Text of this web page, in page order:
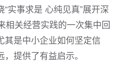
实事求是 心纯见真”展开深
相关经营实践的一次集中回
其是中小企业如何坚定信
提供了有益启示。